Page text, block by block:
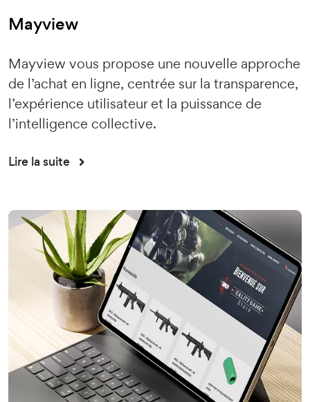
Mayview
Mayview vous propose une nouvelle approche
de l’achat en ligne, centrée sur la transparence,
l’expérience utilisateur et la puissance de
l’intelligence collective.
Lire la suite